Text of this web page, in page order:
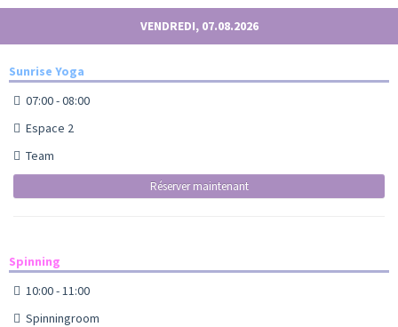
VENDREDI, 07.08.2026
Sunrise Yoga
07:00 - 08:00
Espace 2
Team
Réserver maintenant
Spinning
10:00 - 11:00
Spinningroom